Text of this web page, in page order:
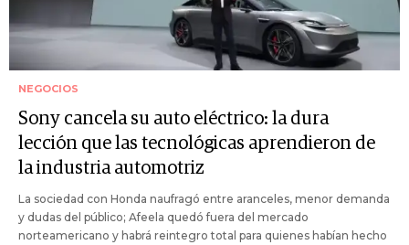
NEGOCIOS
Sony cancela su auto eléctrico: la dura
lección que las tecnológicas aprendieron de
la industria automotriz
La sociedad con Honda naufragó entre aranceles, menor demanda
y dudas del público; Afeela quedó fuera del mercado
norteamericano y habrá reintegro total para quienes habían hecho